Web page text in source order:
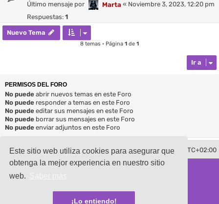
Este sitio web utiliza cookies para asegurar que
obtenga la mejor experiencia en nuestro sitio
web.
¡Lo entiendo!
Último mensaje por Marta « Noviembre 3, 2023, 12:20 pm
Respuestas: 1
Nuevo Tema
8 temas • Página 1 de 1
Ir a
PERMISOS DEL FORO
No puede abrir nuevos temas en este Foro
No puede responder a temas en este Foro
No puede editar sus mensajes en este Foro
No puede borrar sus mensajes en este Foro
No puede enviar adjuntos en este Foro
Todos los horarios son UTC+02:00
Borrar cookies
Contáctenos
Desarrollado porphpBB® Forum Software © phpBB Limited
Traducción al español por